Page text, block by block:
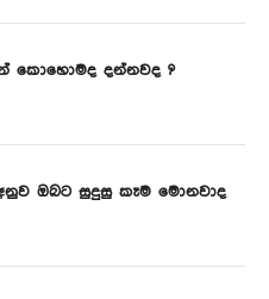
කොහොමද දන්නවද ?
ඔබට සුදුසු කෑම මොනවාද